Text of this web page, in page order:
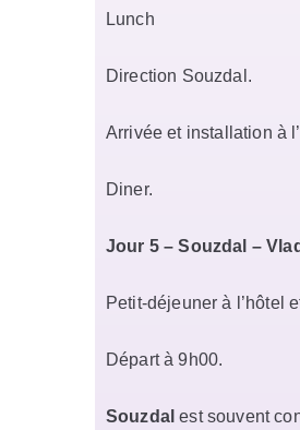
Lunch
Direction Souzdal.
Arrivée et installation à
Diner.
Jour 5 – Souzdal –
Petit-déjeuner à l’hôtel
Départ à 9h00.
Souzdal est souvent